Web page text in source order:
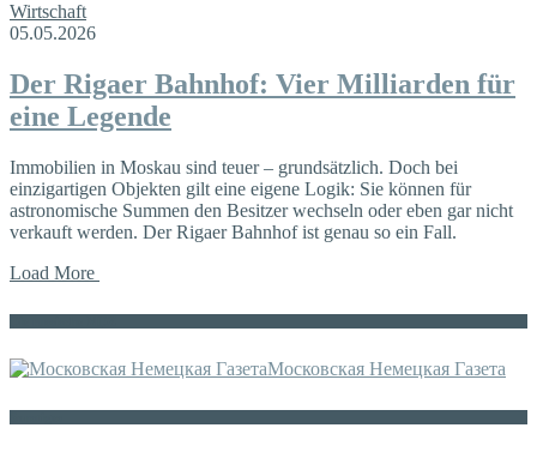
Wirtschaft
05.05.2026
Der Rigaer Bahnhof: Vier Milliarden für
eine Legende
Immobilien in Moskau sind teuer – grundsätzlich. Doch bei
einzigartigen Objekten gilt eine eigene Logik: Sie können für
astronomische Summen den Besitzer wechseln oder eben gar nicht
verkauft werden. Der Rigaer Bahnhof ist genau so ein Fall.
Load More
Московская Немецкая Газета